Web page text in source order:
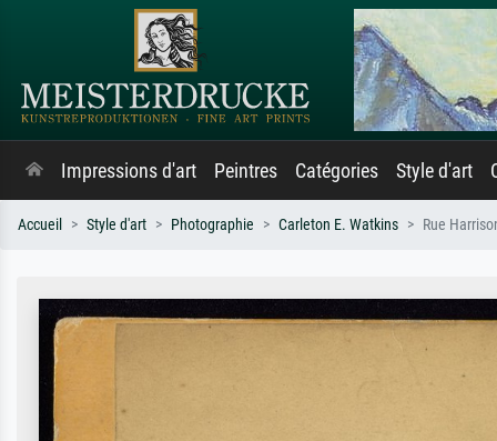
Impressions d'art Peintres Catégories Style d'art
Accueil Style d'art Photographie Carleton E. Watkins Rue